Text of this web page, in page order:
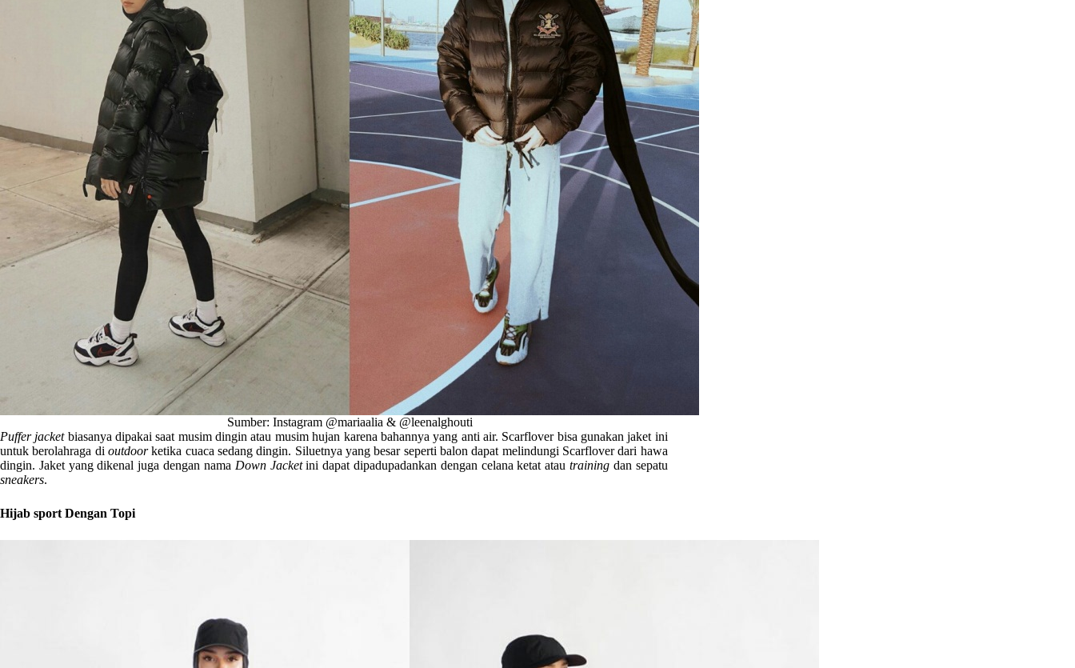
Sumber: Instagram @mariaalia & @leenalghouti
Puffer jacketbiasanya dipakai saat musim dingin atau musim hujan karena bahannya yang anti air. Scarflover bisa gunakan jaket ini
untuk berolahraga di outdoorketika cuaca sedang dingin. Siluetnya yang besar seperti balon dapat melindungi Scarflover dari hawa
dingin. Jaket yang dikenal juga dengan nama Down Jacketini dapat dipadupadankan dengan celana ketat atautraining dan sepatu
sneakers.
Hijab sport Dengan Topi